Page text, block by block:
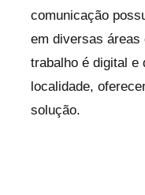
comunicação
em diversas
trabalho é digital e
localidade,
solução.